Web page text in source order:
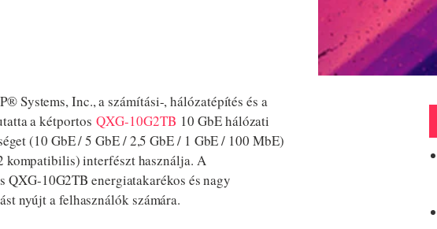
Systems, Inc., a számítási-, hálózatépítés és a
a kétportosQXG-10G2TB 10 GbE hálózati
(10 GbE / 5 GbE / 2,5 GbE / 1 GbE / 100 MbE)
kompatibilis) interfészt használja. A
10G2TB energiatakarékos és nagy
nyújt a felhasználók számára.